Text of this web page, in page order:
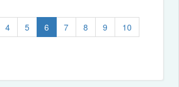
4 5 6 7 8 9
10